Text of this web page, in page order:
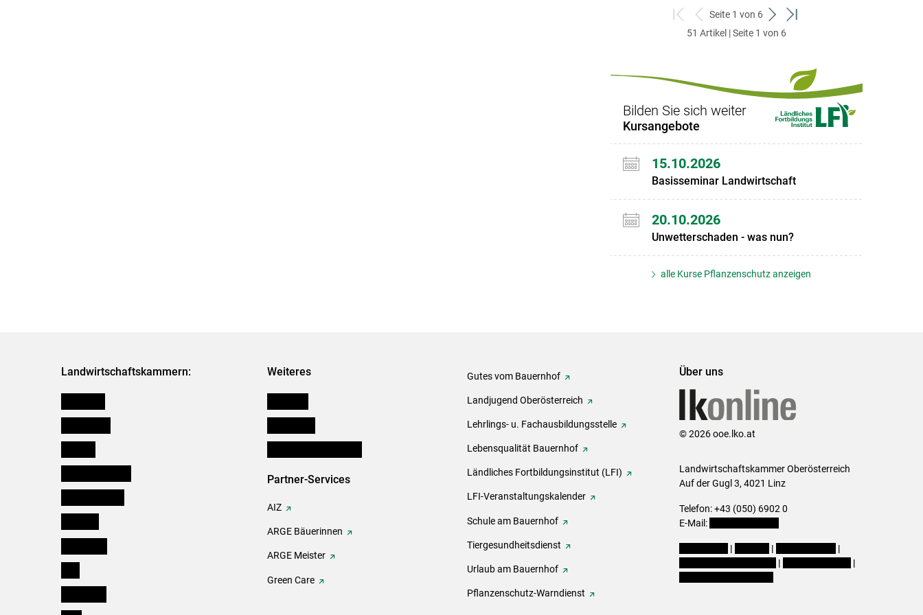
zum
ersten
zurück
zum
Seite 1 von 6
weiter
zum
zum
51 Artikel | Seite 1 von 6
Bilden Sie sich weiter
Kursangebote
15.10.2026
Basisseminar Landwirtschaft
20.10.2026
Unwetterschaden - was nun?
alle Kurse Pflanzenschutz anzeigen
Landwirtschaftskammern: Weiteres
Partner-Services
AIZ
ARGE Bäuerinnen
ARGE Meister
Green Care
Gutes vom Bauernhof
Landjugend Oberösterreich
Lehrlings- u. Fachausbildungsstelle
Lebensqualität Bauernhof
Ländliches Fortbildungsinstitut (LFI)
LFI-Veranstaltungskalender
Schule am Bauernhof
Tiergesundheitsdienst
Urlaub am Bauernhof
Pflanzenschutz-Warndienst
Über uns
© 2026 ooe.lko.at
Landwirtschaftskammer Oberösterreich
Auf der Gugl 3, 4021 Linz
Telefon: +43 (050) 6902 0
E-Mail:
| |
|
|
|